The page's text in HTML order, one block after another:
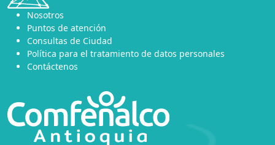
Nosotros
Puntos de atención
Consultas de Ciudad
Política para el tratamiento de datos personales
Contáctenos